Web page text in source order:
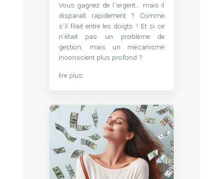
Vous gagnez de l’argent… mais il
disparaît rapidement ? Comme
s’il filait entre les doigts ! Et si ce
n’était pas un problème de
gestion, mais un mécanisme
inconscient plus profond ?
lire plus